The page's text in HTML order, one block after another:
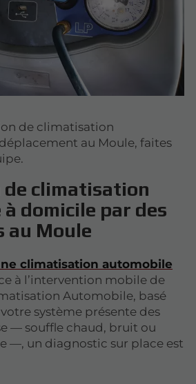
de climatisation
au Moule, faites
de climatisation
domicile par des
au Moule
climatisation automobile
à l’intervention mobile de
Automobile, basé
système présente des
— souffle chaud, bruit ou
—, un diagnostic sur place est